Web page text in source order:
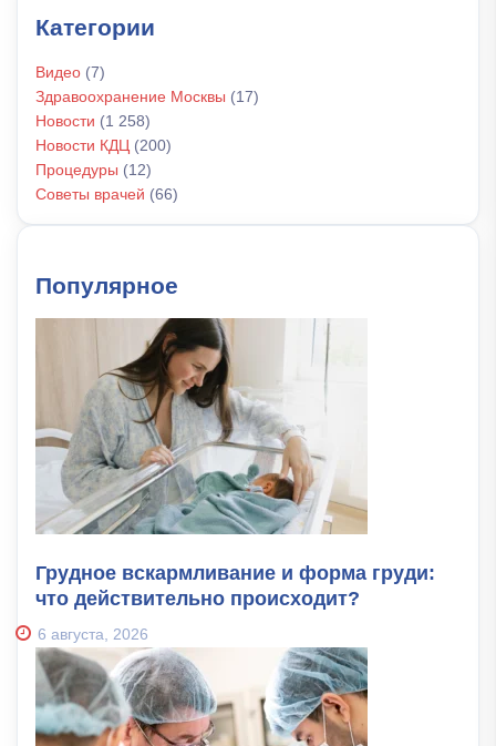
Категории
Видео (7)
Здравоохранение Москвы (17)
Новости (1 258)
Новости КДЦ (200)
Процедуры (12)
Советы врачей (66)
Популярное
Грудное вскармливание и форма груди:
что действительно происходит?
6 августа, 2026